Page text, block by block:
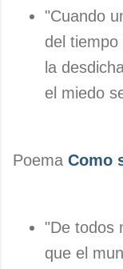
"Cuando
del
la
el miedo
Poema Como
"De todos
que el